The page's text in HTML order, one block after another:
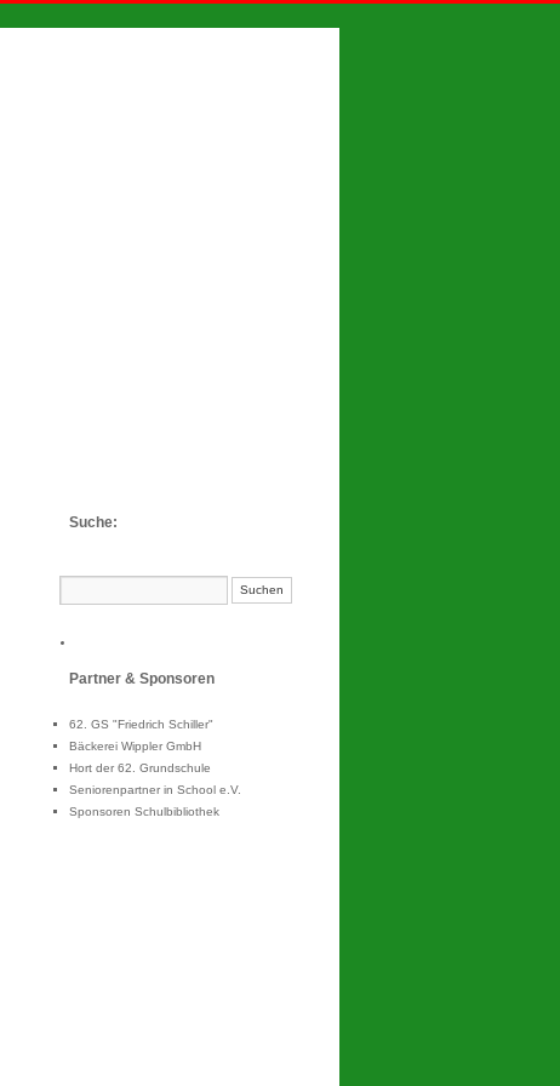
Suche:
Partner & Sponsoren
62. GS "Friedrich Schiller"
Bäckerei Wippler GmbH
Hort der 62. Grundschule
Seniorenpartner in School e.V.
Sponsoren Schulbibliothek